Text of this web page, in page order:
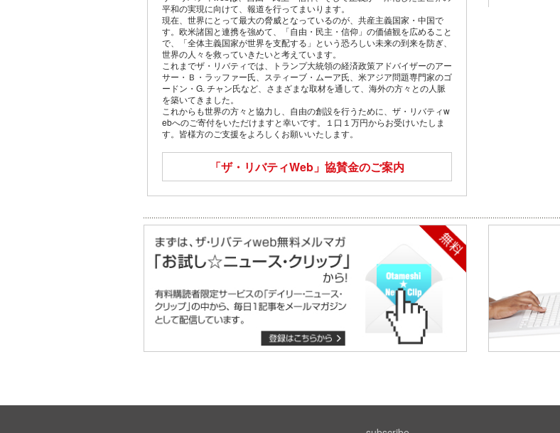
平和の実現に向けて、報道を行ってまいります。
現在、世界にとって最大の脅威となっているのが、共産主義国家・中国で
す。欧米諸国と連携を強めて、「自由・民主・信仰」の価値観を広めること
で、「全体主義国家が世界を支配する」という恐ろしい未来の到来を防ぎ、
世界の人々を救っていきたいと考えています。
これまでザ・リバティでは、トランプ大統領の経済政策アドバイザーのアー
サー・Ｂ・ラッファー氏、スティーブ・ムーア氏、米アジア問題専門家のゴ
ードン・G. チャン氏など、さまざまな取材を通して、海外の方々との人脈
を築いてきました。
これからも世界の方々と協力し、自由の創設を行うために、ザ・リバティw
ebへのご寄付をいただけますと幸いです。１口１万円からお受けいたしま
す。皆様方のご支援をよろしくお願いいたします。
「ザ・リバティWeb」 協賛金のご案内